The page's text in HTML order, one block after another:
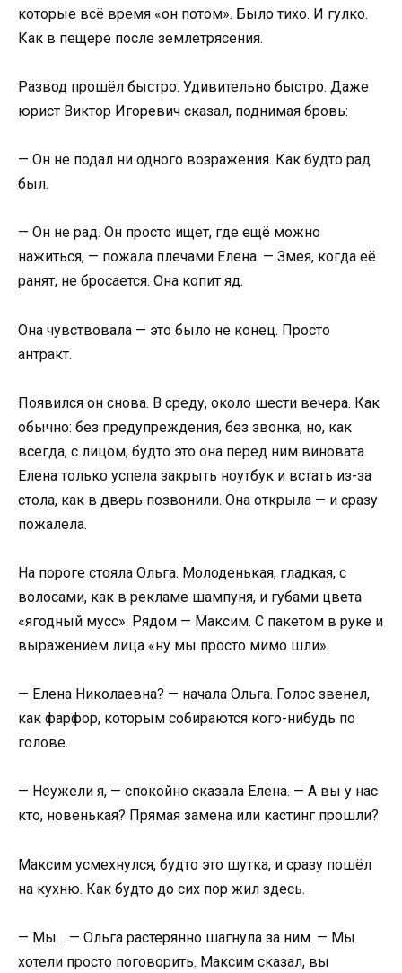
которые всё время «он потом». Было тихо. И гулко.
Как в пещере после землетрясения.
Развод прошёл быстро. Удивительно быстро. Даже
юрист Виктор Игоревич сказал, поднимая бровь:
— Он не подал ни одного возражения. Как будто рад
был.
— Он не рад. Он просто ищет, где ещё можно
нажиться, — пожала плечами Елена. — Змея, когда её
ранят, не бросается. Она копит яд.
Она чувствовала — это было не конец. Просто
антракт.
Появился он снова. В среду, около шести вечера. Как
обычно: без предупреждения, без звонка, но, как
всегда, с лицом, будто это она перед ним виновата.
Елена только успела закрыть ноутбук и встать из-за
стола, как в дверь позвонили. Она открыла — и сразу
пожалела.
На пороге стояла Ольга. Молоденькая, гладкая, с
волосами, как в рекламе шампуня, и губами цвета
«ягодный мусс». Рядом — Максим. С пакетом в руке и
выражением лица «ну мы просто мимо шли».
— Елена Николаевна? — начала Ольга. Голос звенел,
как фарфор, которым собираются кого-нибудь по
голове.
— Неужели я, — спокойно сказала Елена. — А вы у нас
кто, новенькая? Прямая замена или кастинг прошли?
Максим усмехнулся, будто это шутка, и сразу пошёл
на кухню. Как будто до сих пор жил здесь.
— Мы… — Ольга растерянно шагнула за ним. — Мы
хотели просто поговорить. Максим сказал, вы